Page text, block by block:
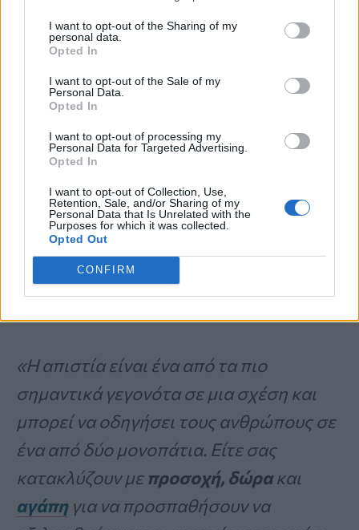
I want to opt-out of the Sharing of my
personal data.
Opted In
I want to opt-out of the Sale of my
Personal Data.
Opted In
I want to opt-out of processing my
Personal Data for Targeted Advertising.
Opted In
I want to opt-out of Collection, Use,
Retention, Sale, and/or Sharing of my
Personal Data that Is Unrelated with the
Purposes for which it was collected.
Opted Out
CONFIRM
τους καταλάβετε
Φάση 3 – Το μετά
τρίτη φάσησυμβαίνει μετά την πράξη
απιστίας,
συναισθηματικόχάος. Είτε σας
«βομβαρδίζουν με αγάπη»είτε σας
κάνουν να αισθάνεστε«χωρίς αξία».
«Η απιστία είναι ένα από τα πιο
σημαντικά γεγονότα σε μια σχέση και
μπορεί να οδηγήσει τους ανθρώπους σε
ένα από δύο μονοπάτια. Είτε σας
κατακλύζουν με προσοχή, δώρακαι
αγάπηγια να προσπαθήσουν να